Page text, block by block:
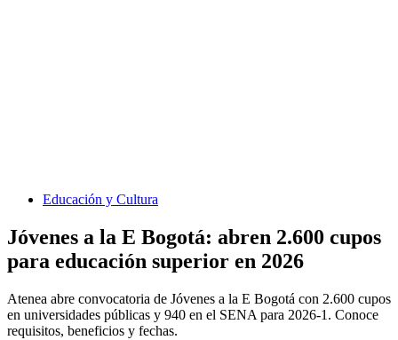
Educación y Cultura
Jóvenes a la E Bogotá: abren 2.600 cupos
para educación superior en 2026
Atenea abre convocatoria de Jóvenes a la E Bogotá con 2.600 cupos
en universidades públicas y 940 en el SENA para 2026-1. Conoce
requisitos, beneficios y fechas.